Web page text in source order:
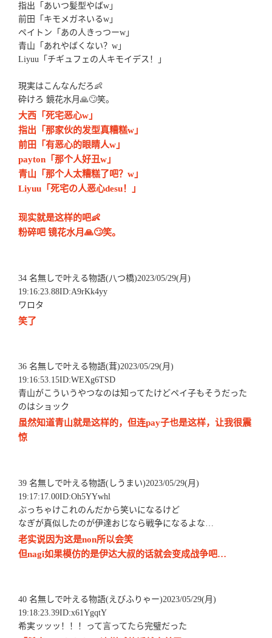
指出「あいつ髪型やばw」
前田「キモメガネいるw」
ペイトン「あの人きっつーw」
青山「あれやばくない？w」
Liyuu「チギュフェの人キモイデス！」
現実はこんなんだろ👶
砕けろ 鏡花水月🙏🙄笑。
大西「死宅恶心w」
指出「那家伙的发型真糟糕w」
前田「有恶心的眼睛人w」
payton「那个人好丑w」
青山「那个人太糟糕了吧？w」
Liyuu「死宅の人恶心desu！」
现实就是这样的吧👶
粉碎吧 镜花水月🙏🙄笑。
34 名無しで叶える物語(八つ橋)2023/05/29(月)
19:16:23.88ID:A9rKk4yy
ワロタ
笑了
36 名無しで叶える物語(茸)2023/05/29(月)
19:16:53.15ID:WEXg6TSD
青山がこういうやつなのは知ってたけどペイ子もそうだった
のはショック
虽然知道青山就是这样的，但连pay子也是这样，让我很震
惊
39 名無しで叶える物語(しうまい)2023/05/29(月)
19:17:17.00ID:Oh5YYwhl
ぶっちゃけこれのんだから笑いになるけど
なぎが真似したのが伊達おじなら戦争になるよな…
老实说因为这是non所以会笑
但nagi如果模仿的是伊达大叔的话就会变成战争吧…
40 名無しで叶える物語(えびふりゃー)2023/05/29(月)
19:18:23.39ID:x61YgqtY
希実ッッッ！！！って言ってたら完璧だった